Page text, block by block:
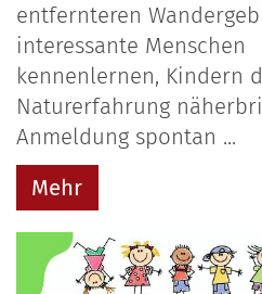
entfernteren
interessante Menschen
kennenlernen, Kindern
Naturerfahrung
Anmeldung spontan ...
Mehr